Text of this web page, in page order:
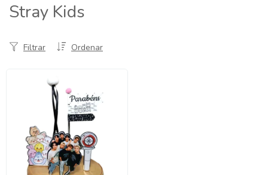
Stray Kids
Ordenar
Filtrar